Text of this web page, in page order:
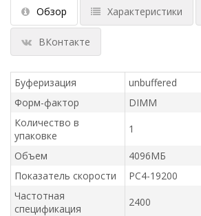
Обзор Характеристики
ВКонтакте
Буферизация
unbuffered
Форм-фактор
DIMM
Количество в
упаковке
1
Объем
4096МБ
Показатель скорости
PC4-19200
Частотная
спецификация
2400